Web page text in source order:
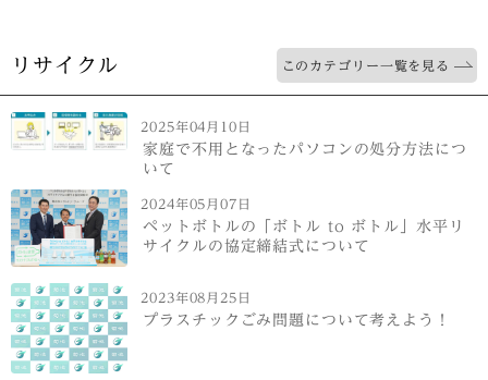
リサイクル このカテゴリー一覧を見る
2025年04月10日
家庭で不⽤となったパソコンの処分⽅法につ
いて
2024年05月07日
ペットボトルの「ボトル to ボトル」水平リ
サイクルの協定締結式について
2023年08月25日
プラスチックごみ問題について考えよう！